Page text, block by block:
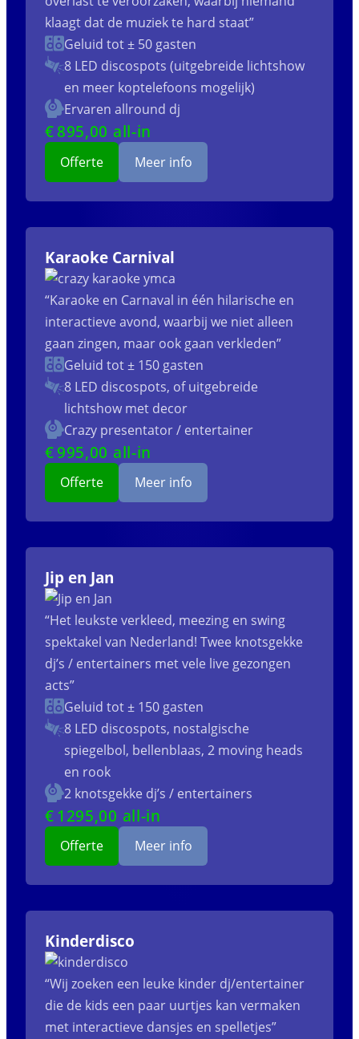
klaagt dat de muziek te hard staat”
Geluid tot ± 50 gasten
8 LED discospots (uitgebreide lichtshow
en meer koptelefoons mogelijk)
Ervaren allround dj
€895,00 all-in
Offerte Meer info
Karaoke Carnival
“Karaoke en Carnaval in één hilarische en
interactieve avond, waarbij we niet alleen
gaan zingen, maar ook gaan verkleden”
Geluid tot ± 150 gasten
8 LED discospots, of uitgebreide
lichtshow met decor
Crazy presentator / entertainer
€995,00 all-in
Offerte Meer info
Jip en Jan
“Het leukste verkleed, meezing en swing
spektakel van Nederland! Twee knotsgekke
dj’s / entertainers met vele live gezongen
acts”
Geluid tot ± 150 gasten
8 LED discospots, nostalgische
spiegelbol, bellenblaas, 2 moving heads
en rook
2 knotsgekke dj’s / entertainers
€ 1295,00 all-in
Offerte Meer info
Kinderdisco
“Wij zoeken een leuke kinder dj/entertainer
die de kids een paar uurtjes kan vermaken
met interactieve dansjes en spelletjes”